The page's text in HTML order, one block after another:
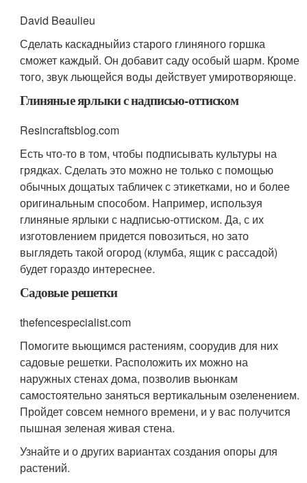
David Beaulieu
Сделать каскадныйиз старого глиняного горшка
сможет каждый. Он добавит саду особый шарм. Кроме
того, звук льющейся воды действует умиротворяюще.
Глиняные ярлыки с надписью-оттиском
Resincraftsblog.com
Есть что-то в том, чтобы подписывать культуры на
грядках. Сделать это можно не только с помощью
обычных дощатых табличек с этикетками, но и более
оригинальным способом. Например, используя
глиняные ярлыки с надписью-оттиском. Да, с их
изготовлением придется повозиться, но зато
выглядеть такой огород (клумба, ящик с рассадой)
будет гораздо интереснее.
Садовые решетки
thefencespecialist.com
Помогите вьющимся растениям, соорудив для них
садовые решетки. Расположить их можно на
наружных стенах дома, позволив вьюнкам
самостоятельно заняться вертикальным озеленением.
Пройдет совсем немного времени, и у вас получится
пышная зеленая живая стена.
Узнайте и о других вариантах создания опоры для
растений.